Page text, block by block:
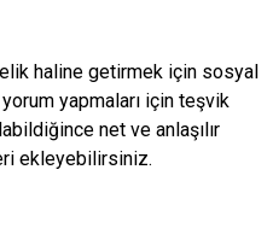
haline getirmek için sosyal
yorum yapmaları için teşvik
net ve anlaşılır
ekleyebilirsiniz.